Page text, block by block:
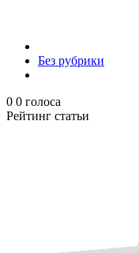
Без рубрики
0 0 голоса
Рейтинг статьи